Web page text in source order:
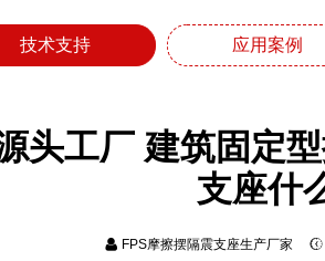
技术支持 应用案例
头工厂 建筑固定
支座什
FPS摩擦摆隔震支座生产厂家